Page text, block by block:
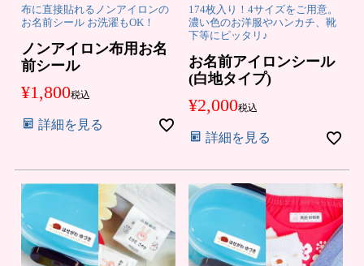
布に直接貼れるノンアイロンの
お名前シール お洗濯もOK！
ノンアイロン布用お名
前シール
¥1,800税込
詳細を見る
174枚入り！4サイズをご用意。
濃い色のお洋服やハンカチ、靴
下等にピッタリ♪
お名前アイロンシール
(白地タイプ)
¥2,000税込
詳細を見る